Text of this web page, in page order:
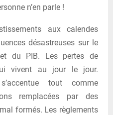
n’en parle !
aux calendes
désastreuses sur le
et du PIB. Les pertes de
vivent au jour le jour.
tout comme
remplacées par des
formés. Les règlements